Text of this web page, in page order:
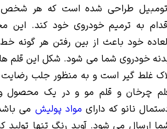
طراحی شده است که هر شخص
به ترمیم خودروی خود کند. این
خود باعث از بین رفتن هر
خودروی شما می شود. شکل این قلم
چرخان و قلم مو و در یک محصول
نانو که دارای مواد پولیش می
ارسال می شود. آوید رنگ تنها تولید